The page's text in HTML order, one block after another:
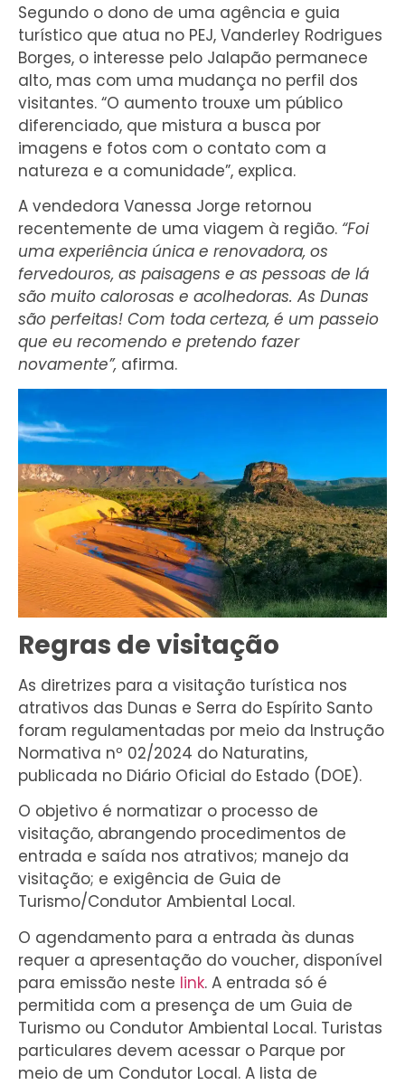
Segundo o dono de uma agência e guia
turístico que atua no PEJ, Vanderley Rodrigues
Borges, o interesse pelo Jalapão permanece
alto, mas com uma mudança no perfil dos
visitantes. “O aumento trouxe um público
diferenciado, que mistura a busca por
imagens e fotos com o contato com a
natureza e a comunidade”, explica.
A vendedora Vanessa Jorge retornou
recentemente de uma viagem à região. “Foi
uma experiência única e renovadora, os
fervedouros, as paisagens e as pessoas de lá
são muito calorosas e acolhedoras. As Dunas
são perfeitas! Com toda certeza, é um passeio
que eu recomendo e pretendo fazer
novamente”, afirma.
Regras de visitação
As diretrizes para a visitação turística nos
atrativos das Dunas e Serra do Espírito Santo
foram regulamentadas por meio da Instrução
Normativa nº 02/2024 do Naturatins,
publicada no Diário Oficial do Estado (DOE).
O objetivo é normatizar o processo de
visitação, abrangendo procedimentos de
entrada e saída nos atrativos; manejo da
visitação; e exigência de Guia de
Turismo/Condutor Ambiental Local.
O agendamento para a entrada às dunas
requer a apresentação do voucher, disponível
para emissão neste link. A entrada só é
permitida com a presença de um Guia de
Turismo ou Condutor Ambiental Local. Turistas
particulares devem acessar o Parque por
meio de um Condutor Local. A lista de